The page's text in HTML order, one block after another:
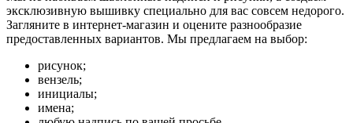
эксклюзивную вышивку специально для вас совсем недорого.
Загляните в интернет-магазин и оцените разнообразие
предоставленных вариантов. Мы предлагаем на выбор:
рисунок;
вензель;
инициалы;
имена;